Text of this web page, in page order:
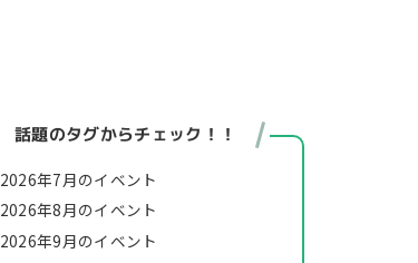
話題のタグからチェック！！
2026年7月のイベント
2026年8月のイベント
2026年9月のイベント